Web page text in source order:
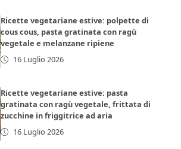
Ricette vegetariane estive: polpette di
cous cous, pasta gratinata con ragù
vegetale e melanzane ripiene
16 Luglio 2026
Ricette vegetariane estive: pasta
gratinata con ragù vegetale, frittata di
zucchine in friggitrice ad aria
16 Luglio 2026